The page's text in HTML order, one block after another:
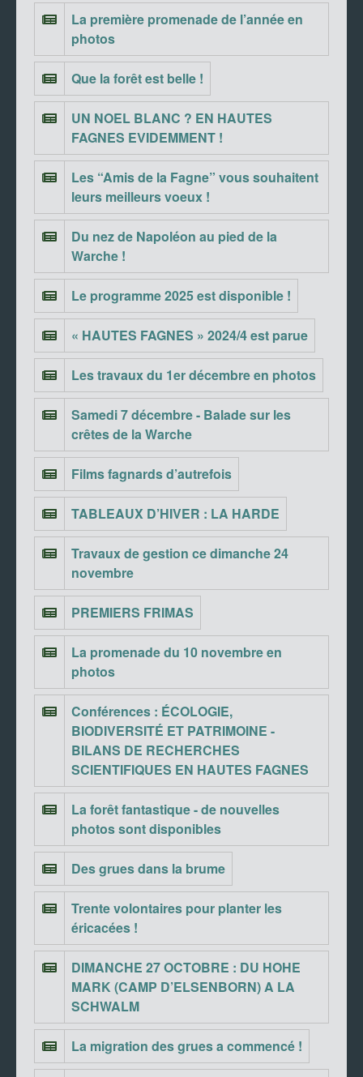
La première promenade de l’année en
photos
Que la forêt est belle !
UN NOEL BLANC ? EN HAUTES
FAGNES EVIDEMMENT !
Les “Amis de la Fagne” vous souhaitent
leurs meilleurs voeux !
Du nez de Napoléon au pied de la
Warche !
Le programme 2025 est disponible !
« HAUTES FAGNES » 2024/4 est parue
Les travaux du 1er décembre en photos
Samedi 7 décembre - Balade sur les
crêtes de la Warche
Films fagnards d’autrefois
TABLEAUX D’HIVER : LA HARDE
Travaux de gestion ce dimanche 24
novembre
PREMIERS FRIMAS
La promenade du 10 novembre en
photos
Conférences : ÉCOLOGIE,
BIODIVERSITÉ ET PATRIMOINE -
BILANS DE RECHERCHES
SCIENTIFIQUES EN HAUTES FAGNES
La forêt fantastique - de nouvelles
photos sont disponibles
Des grues dans la brume
Trente volontaires pour planter les
éricacées !
DIMANCHE 27 OCTOBRE : DU HOHE
MARK (CAMP D’ELSENBORN) A LA
SCHWALM
La migration des grues a commencé !